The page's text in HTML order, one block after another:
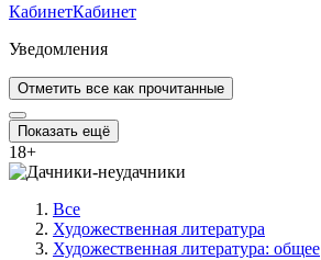
КабинетКабинет
Уведомления
Отметить все как прочитанные
Показать ещё
18+
Все
Художественная литература
Художественная литература: общее